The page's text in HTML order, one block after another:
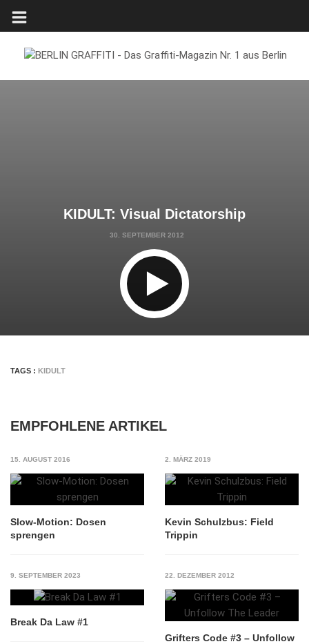
KIDULT: Visual Dictatorship
30. SEPTEMBER 2012
TAGS : KIDULT
EMPFOHLENE ARTIKEL
15. AUGUST 2016
Slow-Motion: Dosen
sprengen
2. MÄRZ 2019
Kevin Schulzbus: Field
Trippin
9. SEPTEMBER 2023
Break Da Law #1
22. DEZEMBER 2012
Grifters Code #3 – Unfollow